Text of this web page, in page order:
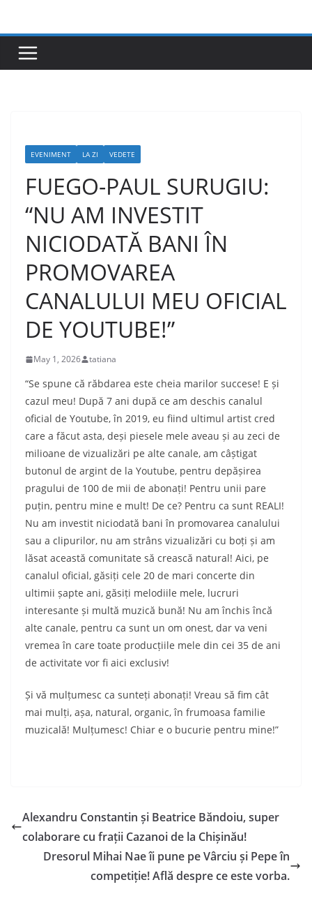
content
EVENIMENT LA ZI VEDETE
FUEGO-PAUL SURUGIU:
“NU AM INVESTIT
NICIODATĂ BANI ÎN
PROMOVAREA
CANALULUI MEU OFICIAL
DE YOUTUBE!”
May 1, 2026 tatiana
“Se spune că răbdarea este cheia marilor succese! E și
cazul meu! După 7 ani după ce am deschis canalul
oficial de Youtube, în 2019, eu fiind ultimul artist cred
care a făcut asta, deși piesele mele aveau și au zeci de
milioane de vizualizări pe alte canale, am câștigat
butonul de argint de la Youtube, pentru depășirea
pragului de 100 de mii de abonați! Pentru unii pare
puțin, pentru mine e mult! De ce? Pentru ca sunt REALI!
Nu am investit niciodată bani în promovarea canalului
sau a clipurilor, nu am strâns vizualizări cu boți și am
lăsat această comunitate să crească natural! Aici, pe
canalul oficial, găsiți cele 20 de mari concerte din
ultimii șapte ani, găsiți melodiile mele, lucruri
interesante și multă muzică bună! Nu am închis încă
alte canale, pentru ca sunt un om onest, dar va veni
vremea în care toate producțiile mele din cei 35 de ani
de activitate vor fi aici exclusiv!
Și vă mulțumesc ca sunteți abonați! Vreau să fim cât
mai mulți, așa, natural, organic, în frumoasa familie
muzicală! Mulțumesc! Chiar e o bucurie pentru mine!”
Alexandru Constantin și Beatrice Băndoiu, super
colaborare cu frații Cazanoi de la Chișinău!
Dresorul Mihai Nae îi pune pe Vârciu și Pepe în
competiție! Află despre ce este vorba.